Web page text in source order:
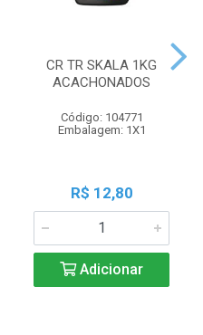
CR TR SKALA 1KG
ACACHONADOS
Código: 104771
Embalagem: 1X1
R$ 12,80
Adicionar